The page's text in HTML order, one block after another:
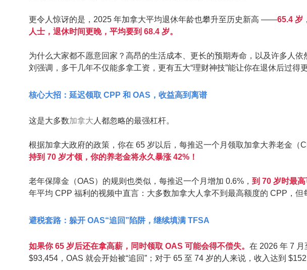
更令人惊讶的是，2025 年加拿大平均退休年龄也攀升至历史新高 ——65.4 岁
人士，退休时间更晚，平均要到 68.4 岁。
为什么大家都不愿意回家？高昂的生活成本、更长的预期寿命，以及许多人
刘强调，多干几年不仅能多拿工资，更有五大“理财神技”能让你在退休后过得更
核心大招：延迟领取 CPP 和 OAS，收益高到离谱
这是大多数加拿大 人都忽略的最强杠杆。
根据加拿大政府的政策，你在 65 岁以后，每推迟一个月领取加拿大养老金（
持到 70 岁才领，你的养老金将永久暴涨 42%！
老年保障金（OAS）的规则也类似，每推迟一个月增加 0.6%， 到 70 岁时最高
年平均 CPP 福利的视频中直言：大多数加拿大人拿不到最高额度的 CPP，但
避税套路：躲开 OAS“追回”陷阱，继续填满 TFSA
如果你 65 岁后还在拿高薪，同时领取 OAS 可能会得不偿失。 在 2026 年 7 月
$93,454，OAS 就会开始被“追回”；对于 65 至 74 岁的人来说，收入达到